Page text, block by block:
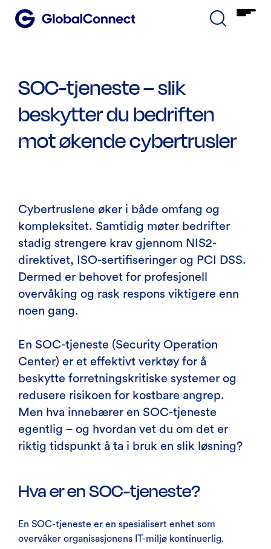
SOC-tjeneste – slik
beskytter du bedriften
mot økende cybertrusler
Cybertruslene øker i både omfang og
kompleksitet. Samtidig møter bedrifter
stadig strengere krav gjennom NIS2-
direktivet, ISO-sertifiseringer og PCI DSS.
Dermed er behovet for profesjonell
overvåking og rask respons viktigere enn
noen gang.
En SOC-tjeneste (Security Operation
Center) er et effektivt verktøy for å
beskytte forretningskritiske systemer og
redusere risikoen for kostbare angrep.
Men hva innebærer en SOC-tjeneste
egentlig – og hvordan vet du om det er
riktig tidspunkt å ta i bruk en slik løsning?
Hva er en SOC-tjeneste?
En SOC-tjeneste er en spesialisert enhet som
overvåker organisasjonens IT-miljø kontinuerlig.